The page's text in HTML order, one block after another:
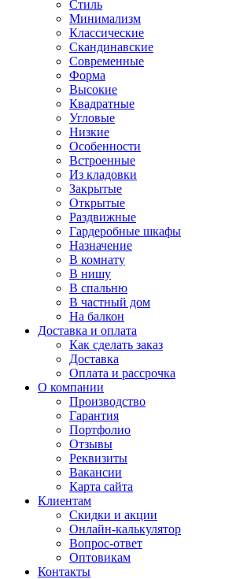
Стиль
Минимализм
Классические
Скандинавские
Современные
Форма
Высокие
Квадратные
Угловые
Низкие
Особенности
Встроенные
Из кладовки
Закрытые
Открытые
Раздвижные
Гардеробные шкафы
Назначение
В комнату
В нишу
В спальню
В частный дом
На балкон
Доставка и оплата
Как сделать заказ
Доставка
Оплата и рассрочка
О компании
Производство
Гарантия
Портфолио
Отзывы
Реквизиты
Вакансии
Карта сайта
Клиентам
Скидки и акции
Онлайн-калькулятор
Вопрос-ответ
Оптовикам
Контакты